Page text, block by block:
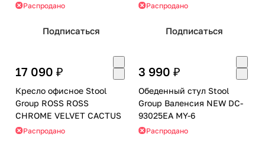
Распродано
Подписаться
Распродано
Подписаться
17 090 ₽
Кресло офисное Stool
Group ROSS ROSS
CHROME VELVET CACTUS
Распродано
3 990 ₽
Обеденный стул Stool
Group Валенсия NEW DC-
93025EA MY-6
Распродано